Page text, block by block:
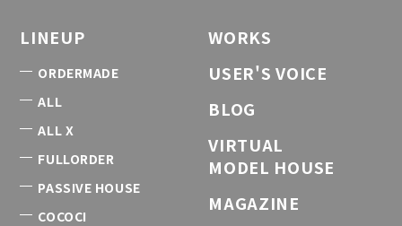
LINEUP
ORDERMADE
ALL
ALL X
FULLORDER
PASSIVE HOUSE
COCOCI
WORKS
USER'S VOICE
BLOG
VIRTUAL
MODEL HOUSE
MAGAZINE